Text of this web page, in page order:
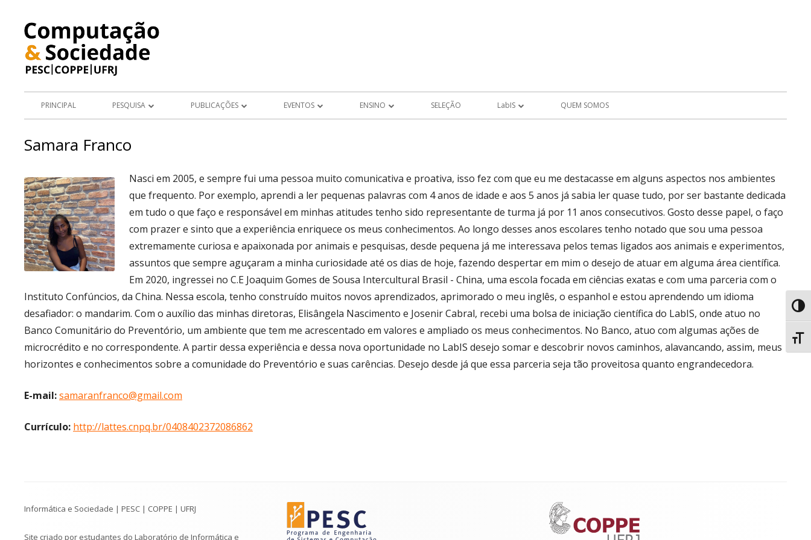
conteúdo
Menu
PRINCIPAL PESQUISA PUBLICAÇÕES
TESES E DISSERTAÇÕES
APRESENTAÇÕES DE TRABALHO
ARTIGOS E RESUMOS EM ANAIS DE
CONGRESSO
EVENTOS
MEMÓRIA
ENSINO SELEÇÃO LabIS QUEM SOMOS
Samara Franco
Nasci em 2005, e sempre fui uma pessoa muito comunicativa e proativa, isso fez com que eu me destacasse em alguns aspectos nos ambientes
que frequento. Por exemplo, aprendi a ler pequenas palavras com 4 anos de idade e aos 5 anos já sabia ler quase tudo, por ser bastante dedicada
em tudo o que faço e responsável em minhas atitudes tenho sido representante de turma já por 11 anos consecutivos. Gosto desse papel, o faço
com prazer e sinto que a experiência enriquece os meus conhecimentos. Ao longo desses anos escolares tenho notado que sou uma pessoa
extremamente curiosa e apaixonada por animais e pesquisas, desde pequena já me interessava pelos temas ligados aos animais e experimentos,
assuntos que sempre aguçaram a minha curiosidade até os dias de hoje, fazendo despertar em mim o desejo de atuar em alguma área científica.
Em 2020, ingressei no C.E Joaquim Gomes de Sousa Intercultural Brasil - China, uma escola focada em ciências exatas e com uma parceria com o
Instituto Confúncios, da China. Nessa escola, tenho construído muitos novos aprendizados, aprimorado o meu inglês, o espanhol e estou aprendendo um idioma
desafiador: o mandarim. Com o auxílio das minhas diretoras, Elisângela Nascimento e Josenir Cabral, recebi uma bolsa de iniciação científica do LabIS, onde atuo no
Banco Comunitário do Preventório, um ambiente que tem me acrescentado em valores e ampliado os meus conhecimentos. No Banco, atuo com algumas ações de
microcrédito e no correspondente. A partir dessa experiência e dessa nova oportunidade no LabIS desejo somar e descobrir novos caminhos, alavancando, assim, meus
horizontes e conhecimentos sobre a comunidade do Preventório e suas carências. Desejo desde já que essa parceria seja tão proveitosa quanto engrandecedora.
E-mail:samaranfranco@gmail.com
Currículo: http://lattes.cnpq.br/0408402372086862
do
Informática e Sociedade | PESC | COPPE | UFRJ
Site criado por estudantes do Laboratório de Informática e